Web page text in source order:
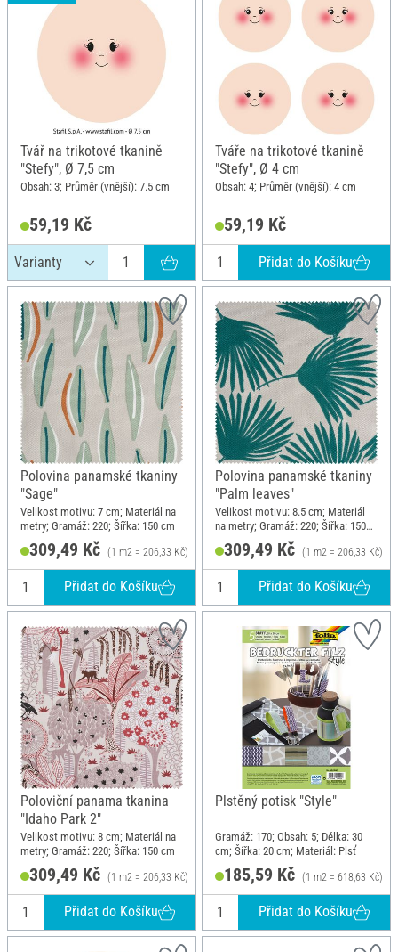
Tvář na trikotové tkanině
"Stefy", Ø 7,5 cm
Obsah: 3; Průměr (vnější): 7.5 cm
59,19 Kč
Tváře na trikotové tkanině
"Stefy", Ø 4 cm
Obsah: 4; Průměr (vnější): 4 cm
59,19 Kč
Přidat do Košíku
Polovina panamské tkaniny
"Sage"
Velikost motivu: 7 cm; Materiál na
metry; Gramáž: 220; Šířka: 150 cm
309,49 Kč (1 m2 = 206,33 Kč)
Přidat do Košíku
Polovina panamské tkaniny
"Palm leaves"
Velikost motivu: 8.5 cm; Materiál
na metry; Gramáž: 220; Šířka: 150
309,49 Kč (1 m2 = 206,33 Kč)
Přidat do Košíku
Poloviční panama tkanina
"Idaho Park 2"
Velikost motivu: 8 cm; Materiál na
metry; Gramáž: 220; Šířka: 150 cm
309,49 Kč (1 m2 = 206,33 Kč)
Přidat do Košíku
Plstěný potisk "Style"
Gramáž: 170; Obsah: 5; Délka: 30
cm; Šířka: 20 cm; Materiál: Plsť
185,59 Kč (1 m2 = 618,63 Kč)
Přidat do Košíku